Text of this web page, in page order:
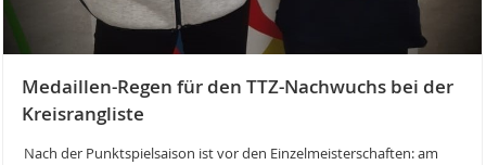
Medaillen-Regen für den TTZ-Nachwuchs bei der
Kreisrangliste
Nach der Punktspielsaison ist vor den Einzelmeisterschaften: am